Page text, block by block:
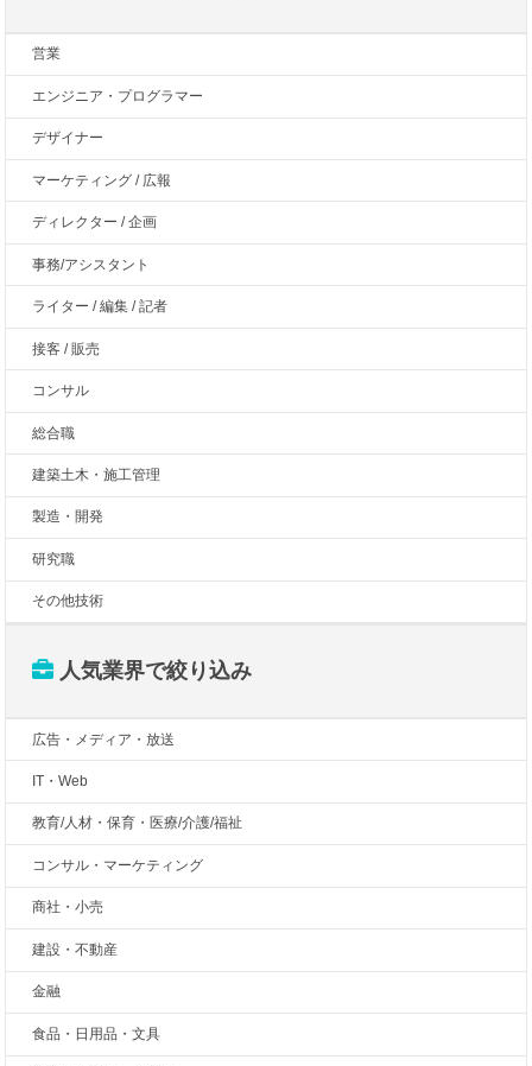
営業
エンジニア・プログラマー
デザイナー
マーケティング / 広報
ディレクター / 企画
事務/アシスタント
ライター / 編集 / 記者
接客 / 販売
コンサル
総合職
建築土木・施工管理
製造・開発
研究職
その他技術
人気業界で絞り込み
広告・メディア・放送
IT・Web
教育/人材・保育・医療/介護/福祉
コンサル・マーケティング
商社・小売
建設・不動産
金融
食品・日用品・文具